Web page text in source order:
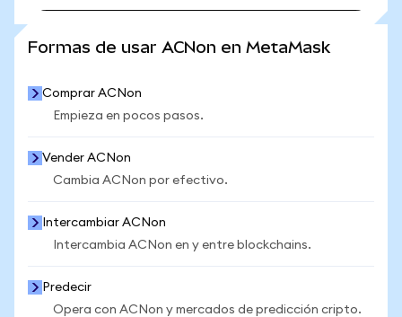
Formas de usar ACNon en MetaMask
Comprar ACNon
Empieza en pocos pasos.
Vender ACNon
Cambia ACNon por efectivo.
Intercambiar ACNon
Intercambia ACNon en y entre blockchains.
Predecir
Opera con ACNon y mercados de predicción cripto.